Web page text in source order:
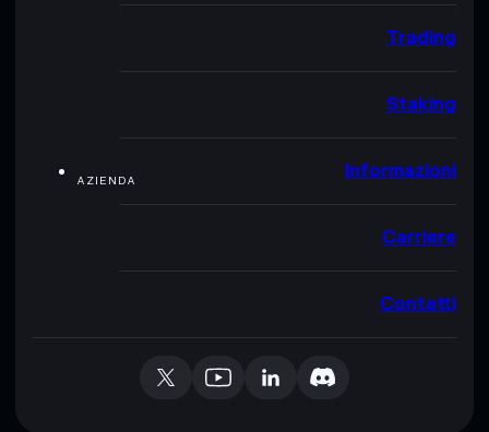
Trading
Staking
AZIENDA Informazioni
Carriere
Contatti